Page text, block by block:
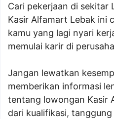
Cari pekerjaan di sekitar
Kasir Alfamart Lebak ini
kamu yang lagi nyari
memulai karir di
Jangan lewatkan
memberikan informasi
tentang lowongan Kasir
dari kualifikasi,